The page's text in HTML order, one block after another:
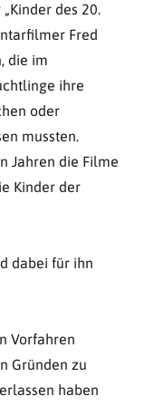
des 20.
Fred
die im
ihre
oder
mussten.
Jahren die Filme
Kinder der
dabei für ihn
Vorfahren
Gründen zu
haben